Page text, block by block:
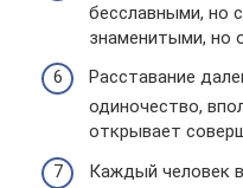
бесславными, но
знаменитыми, но
Расставание
одиночество,
открывает
Каждый человек